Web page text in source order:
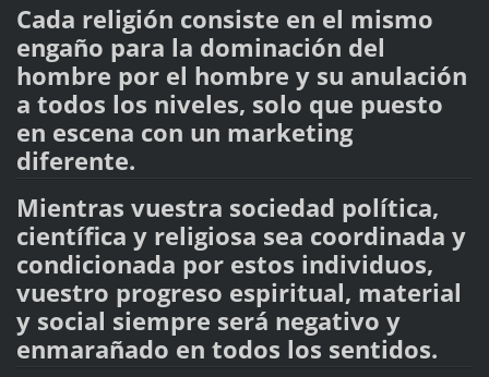
Cada religión consiste en el mismo
engaño para la dominación del
hombre por el hombre y su anulación
a todos los niveles, solo que puesto
en escena con un marketing
diferente.
Mientras vuestra sociedad política,
científica y religiosa sea coordinada y
condicionada por estos individuos,
vuestro progreso espiritual, material
y social siempre será negativo y
enmarañado en todos los sentidos.